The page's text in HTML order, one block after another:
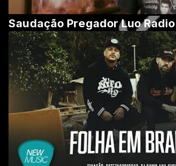
Saudação Pregador Luo